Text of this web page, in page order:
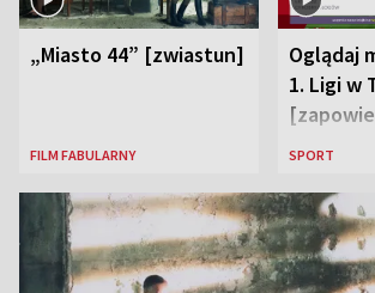
„Miasto 44” [zwiastun]
FILM FABULARNY
Oglądaj
1. Ligi w
SPORT